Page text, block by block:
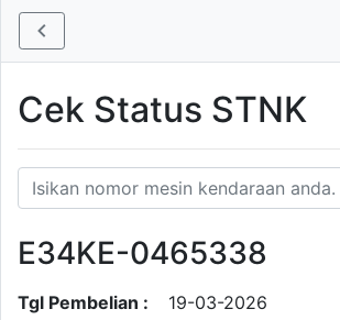
Cek Status STNK
E34KE-0465338
Tgl Pembelian :
19-03-2026